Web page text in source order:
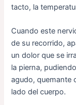
tacto, la
Cuando este
de su recorrido,
un dolor que se
la pierna,
agudo, quemante
lado del cuerpo.